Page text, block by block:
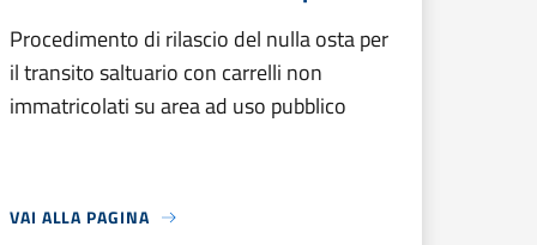
Procedimento di rilascio del nulla osta per
il transito saltuario con carrelli non
immatricolati su area ad uso pubblico
VAI ALLA PAGINA